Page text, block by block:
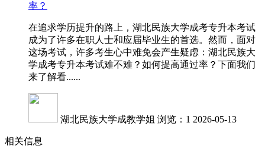
率？
在追求学历提升的路上，湖北民族大学成考专升本考试
成为了许多在职人士和应届毕业生的首选。然而，面对
这场考试，许多考生心中难免会产生疑虑：湖北民族大
学成考专升本考试难不难？如何提高通过率？下面我们
来了解看......
湖北民族大学成教学姐 浏览：1 2026-05-13
相关信息